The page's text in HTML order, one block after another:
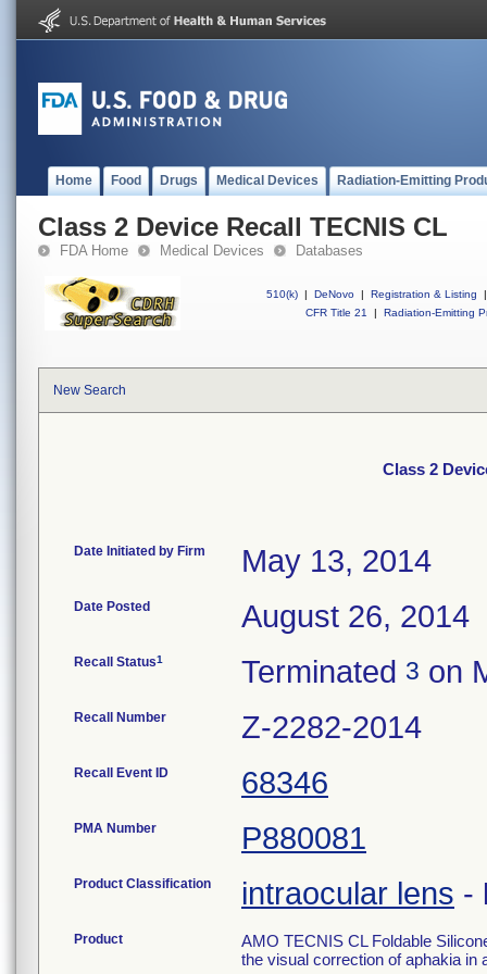
Home Food Drugs Medical Devices Radiation-Emitting
Class 2 Device Recall TECNIS CL
FDA Home Medical Devices Databases
510(k) | DeNovo | Registration & Listing
|
CFR Title 21
| Radiation-Emitting
New Search
Class 2
Date Initiated by Firm May 13, 2014
Date Posted August 26, 2014
Recall Status1 Terminated 3 on
Recall Number Z-2282-2014
Recall Event ID 68346
PMA Number P880081
Product Classification intraocular lens -
Product
AMO TECNIS CL Foldable
the visual correction of aphakia in